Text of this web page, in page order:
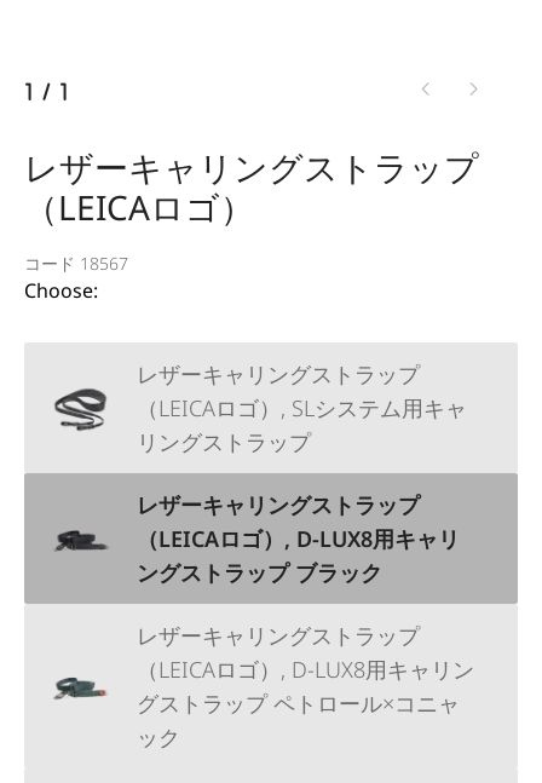
1 / 1
レザーキャリングストラップ
（LEICAロゴ）
コード 18567
Choose:
レザーキャリングストラップ
（LEICAロゴ）, SLシステム用キャ
リングストラップ
レザーキャリングストラップ
（LEICAロゴ）, D-LUX8用キャリ
ングストラップ ブラック
レザーキャリングストラップ
（LEICAロゴ）, D-LUX8用キャリン
グストラップ ペトロール×コニャ
ック